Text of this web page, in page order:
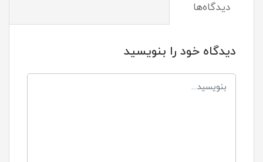
دیدگاه‌ها
دیدگاه خود را بنویسید